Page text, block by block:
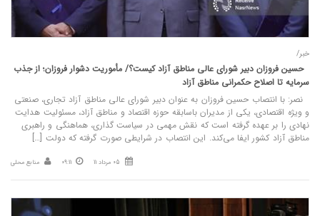
خبر/
حسین فروزان دبیر شورای عالی مناطق آزاد کیست؟/ مأموریت دشوار فروزان؛ از جذب
سرمایه تا اصلاح حکمرانی مناطق آزاد
نصر: با انتصاب حسین فروزان به عنوان دبیر شورای عالی مناطق آزاد تجاری، صنعتی
و ویژه اقتصادی، یکی از مدیران باسابقه حوزه اقتصاد و مناطق آزاد، مسئولیت هدایت
نهادی را بر عهده گرفته است که نقش مهمی در سیاست گذاری، هماهنگی و راهبری
مناطق آزاد کشور ایفا می‌کند. این انتصاب در شرایطی صورت گرفته که دولت […]
05 مرداد 11 09:11 منابع محلی